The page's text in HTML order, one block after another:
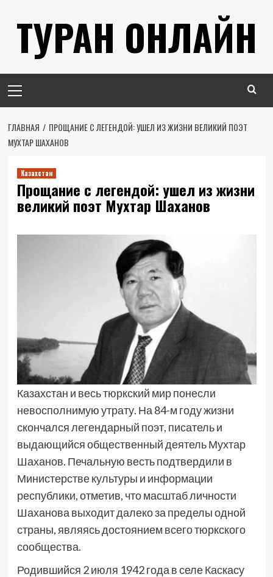
содержимому
ТУРАН ОНЛАЙН
меню
ГЛАВНАЯ
ПРОЩАНИЕ С ЛЕГЕНДОЙ: УШЕЛ ИЗ ЖИЗНИ ВЕЛИКИЙ ПОЭТ
МУХТАР ШАХАНОВ
Казахстан
Прощание с легендой: ушел из жизни
великий поэт Мухтар Шаханов
Казахстан и весь тюркский мир понесли
невосполнимую утрату. На 84-м году жизни
скончался легендарный поэт, писатель и
выдающийся общественный деятель Мухтар
Шаханов. Печальную весть подтвердили в
Министерстве культуры и информации
республики, отметив, что масштаб личности
Шаханова выходит далеко за пределы одной
страны, являясь достоянием всего тюркского
сообщества.
Родившийся 2 июля 1942 года в селе Каскасу